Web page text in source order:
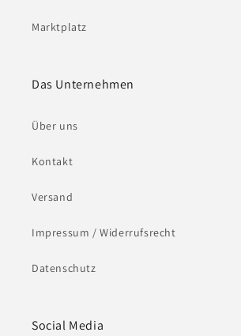
Marktplatz
Das Unternehmen
Über uns
Kontakt
Versand
Impressum / Widerrufsrecht
Datenschutz
Social Media